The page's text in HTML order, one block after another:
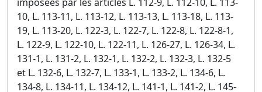
10, L. 113-11, L. 113-12, L. 113-13, L. 113-18, L. 113-
19, L. 113-20, L. 122-3, L. 122-7, L. 122-8, L. 122-8-1,
L. 122-9, L. 122-10, L. 122-11, L. 126-27, L. 126-34, L.
131-1, L. 131-2, L. 132-1, L. 132-2, L. 132-3, L. 132-5
et L. 132-6, L. 132-7, L. 133-1, L. 133-2, L. 134-6, L.
134-8, L. 134-11, L. 134-12, L. 141-1, L. 141-2, L. 145-